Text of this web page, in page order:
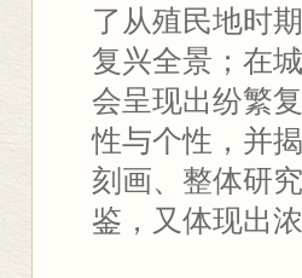
了从殖民地时
复兴全景；在
会呈现出纷繁
性与个性，并
刻画、整体研
鉴，又体现出